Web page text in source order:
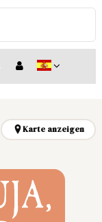
Karte anzeigen